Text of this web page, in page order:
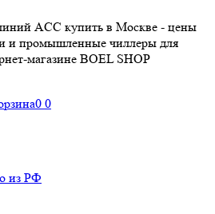
ACC купить в Москве - цены
и промышленные чиллеры для
магазине BOEL SHOP
0 0
из РФ